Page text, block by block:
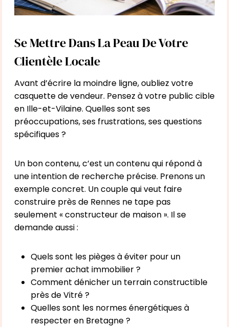
Se Mettre Dans La Peau De Votre
Clientèle Locale
Avant d’écrire la moindre ligne, oubliez votre
casquette de vendeur. Pensez à votre public cible
en Ille-et-Vilaine. Quelles sont ses
préoccupations, ses frustrations, ses questions
spécifiques ?
Un bon contenu, c’est un contenu qui répond à
une intention de recherche précise. Prenons un
exemple concret. Un couple qui veut faire
construire près de Rennes ne tape pas
seulement « constructeur de maison ». Il se
demande aussi :
Quels sont les pièges à éviter pour un
premier achat immobilier ?
Comment dénicher un terrain constructible
près de Vitré ?
Quelles sont les normes énergétiques à
respecter en Bretagne ?